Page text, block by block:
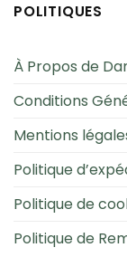
POLITIQUES
À Propos de
Conditions
Mentions
Politique
Politique de
Politique de